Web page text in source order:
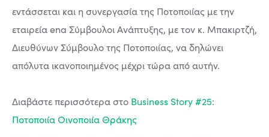
εντάσσεται και η συνεργασία της Ποτοποιίας με την
εταιρεία ena Σύμβουλοι Ανάπτυξης, με τον κ. Μπακιρτζή,
Διευθύνων Σύμβουλο της Ποτοποιίας, να δηλώνει
απόλυτα ικανοποιημένος μέχρι τώρα από αυτήν.
Διαβάστε περισσότερα στο Business Story #25:
Ποτοποιία Οινοποιία Θράκης